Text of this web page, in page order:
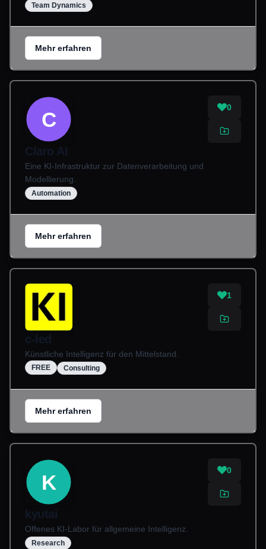
Team Dynamics
Mehr erfahren
C
0
Claro AI
Eine KI-Infrastruktur zur Datenverarbeitung und
Modellierung.
Automation
Mehr erfahren
1
c-led
Künstliche Intelligenz für den Mittelstand.
FREE Consulting
Mehr erfahren
K
0
kyutai
Offenes KI-Labor für allgemeine Intelligenz.
Research